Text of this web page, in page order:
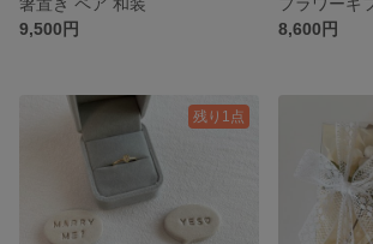
9,500円
8,600円
残り1点